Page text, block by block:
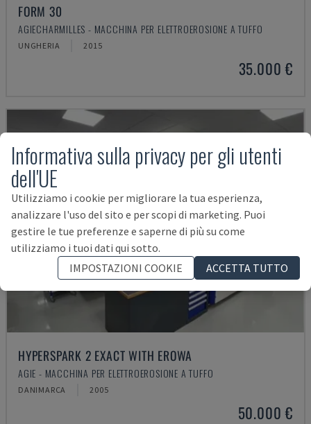
FORM 30
AGIECHARMILLES - MACCHINA PER ELETTROEROSIONE A TUFFO
UNGHERIA 2015
35.000 €
HYPERSPARK 2 EXACT WITH EROWA
AGIE - MACCHINA PER ELETTROEROSIONE A TUFFO
DANIMARCA 2005
50.000 €
Informativa sulla privacy per gli utenti
dell'UE
Utilizziamo i cookie per migliorare la tua esperienza,
analizzare l'uso del sito e per scopi di marketing. Puoi
gestire le tue preferenze e saperne di più su come
utilizziamo i tuoi dati qui sotto.
IMPOSTAZIONI COOKIE
ACCETTA TUTTO